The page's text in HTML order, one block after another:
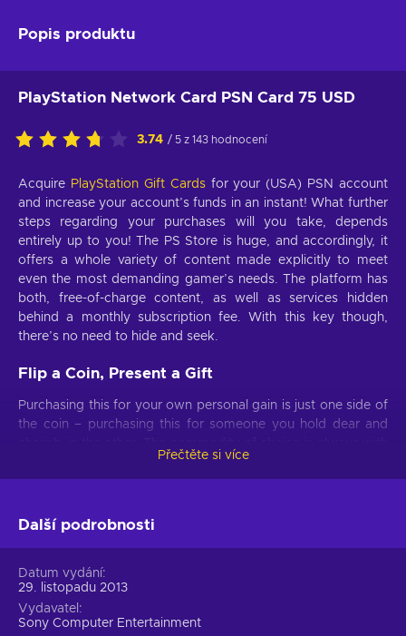
Popis produktu
PlayStation Network Card PSN Card 75 USD
3.74 / 5 z 143 hodnocení
Acquire PlayStation Gift Cardsfor your (USA) PSN account
and increase your account’s funds in an instant! What further
steps regarding your purchases will you take, depends
entirely up to you! The PS Store is huge, and accordingly, it
offers a whole variety of content made explicitly to meet
even the most demanding gamer’s needs. The platform has
both, free-of-charge content, as well as services hidden
behind a monthly subscription fee. With this key though,
there’s no need to hide and seek.
Flip a Coin, Present a Gift
Purchasing this for your own personal gain is just one side of
the coin – purchasing this for someone you hold dear and
you. The PlayStation Network Card 75 USD key serves as the
perfect gift for anyone who, even remotely, relates to the
this is the amount you need; we have plenty of different value
Easy Acquisition, Fast Delivery
So, what do you do once the PSN Card is in your palm? First,
Přečtěte si více
Další podrobnosti
Datum vydání
29. listopadu 2013
Vydavatel
Sony Computer Entertainment